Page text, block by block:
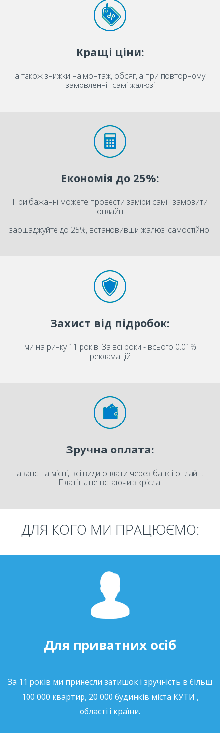
Кращі ціни:
а також знижки на монтаж, обсяг, а при повторному
замовленні і самі жалюзі
Економія до 25%:
При бажанні можете провести заміри самі і замовити
онлайн
+
заощаджуйте до 25%, встановивши жалюзі самостійно.
Захист від підробок:
ми на ринку 11 років. За всі роки - всього 0.01%
рекламацій
Зручна оплата:
аванс на місці, всі види оплати через банк і онлайн.
Платіть, не встаючи з крісла!
ДЛЯ КОГО МИ ПРАЦЮЄМО:
Для приватних осіб
За 11 років ми принесли затишок і зручність в більш
100 000 квартир, 20 000 будинків міста КУТИ ,
області і країни.